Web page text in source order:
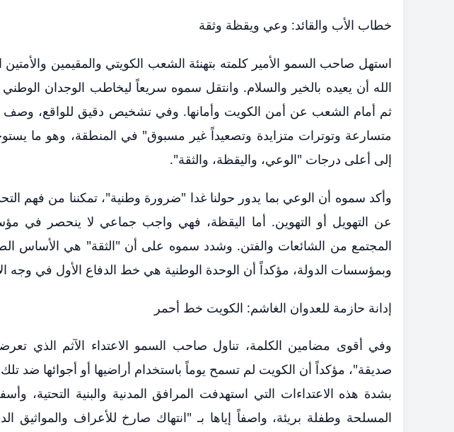
​خطاب الأب والقائد: وعي ويقظة وثقة
استهل صاحب السمو الأمير كلمته بتهنئة الشعب الكويتي والمقيمين والأمتين
الله أن يعيده بالخير والسلام. وانتقل سموه سريعاً ليخاطب الوجدان الوطني
ثم أمام الشعب عن أمن الكويت وأمانها. وفي تشخيص دقيق للواقع، وصف
متسارعة وتوترات متزايدة وتصعيداً غير مسبوق" في المنطقة، وهو ما
إلى أعلى درجات "الوعي، واليقظة، والثقة".
​وأكد سموه أن الوعي بما يدور حولنا غدا "ضرورة وطنية"، تمكننا من فهم
عن التهويل أو التهوين. أما اليقظة، فهي واجب جماعي لا ينحصر في
المجتمع من الشائعات والفتن. وشدد سموه على أن "الثقة" هي الأساس
وبمؤسسات الدولة، مؤكداً أن الوحدة الوطنية هي خط الدفاع الأول في وجه
​إدانة حازمة للعدوان الغاشم: الكويت خط أحمر
وفي أقوى مضامين الكلمة، تناول صاحب السمو الاعتداء الآثم الذي
صديقة"، مؤكداً أن الكويت لم تسمح يوماً باستخدام أراضيها أو أجوائها ضد تلك
بشدة هذه الاعتداءات التي استهدفت المرافق المدنية والبنية
المسلحة وطفلة بريئة، واصفاً إياها بـ "انتهاك صارخ للأعراف والمواثيق